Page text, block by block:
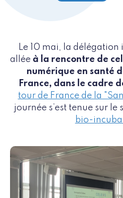
Le 10 mai, la
allée à la rencontre de
numérique en santé
France, dans le cadre
tour de France de la
journée s’est tenue sur le
bio-